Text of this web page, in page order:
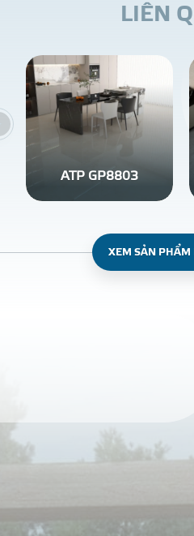
LIÊN Q
ATP GP8803
XEM SẢN PHẨM